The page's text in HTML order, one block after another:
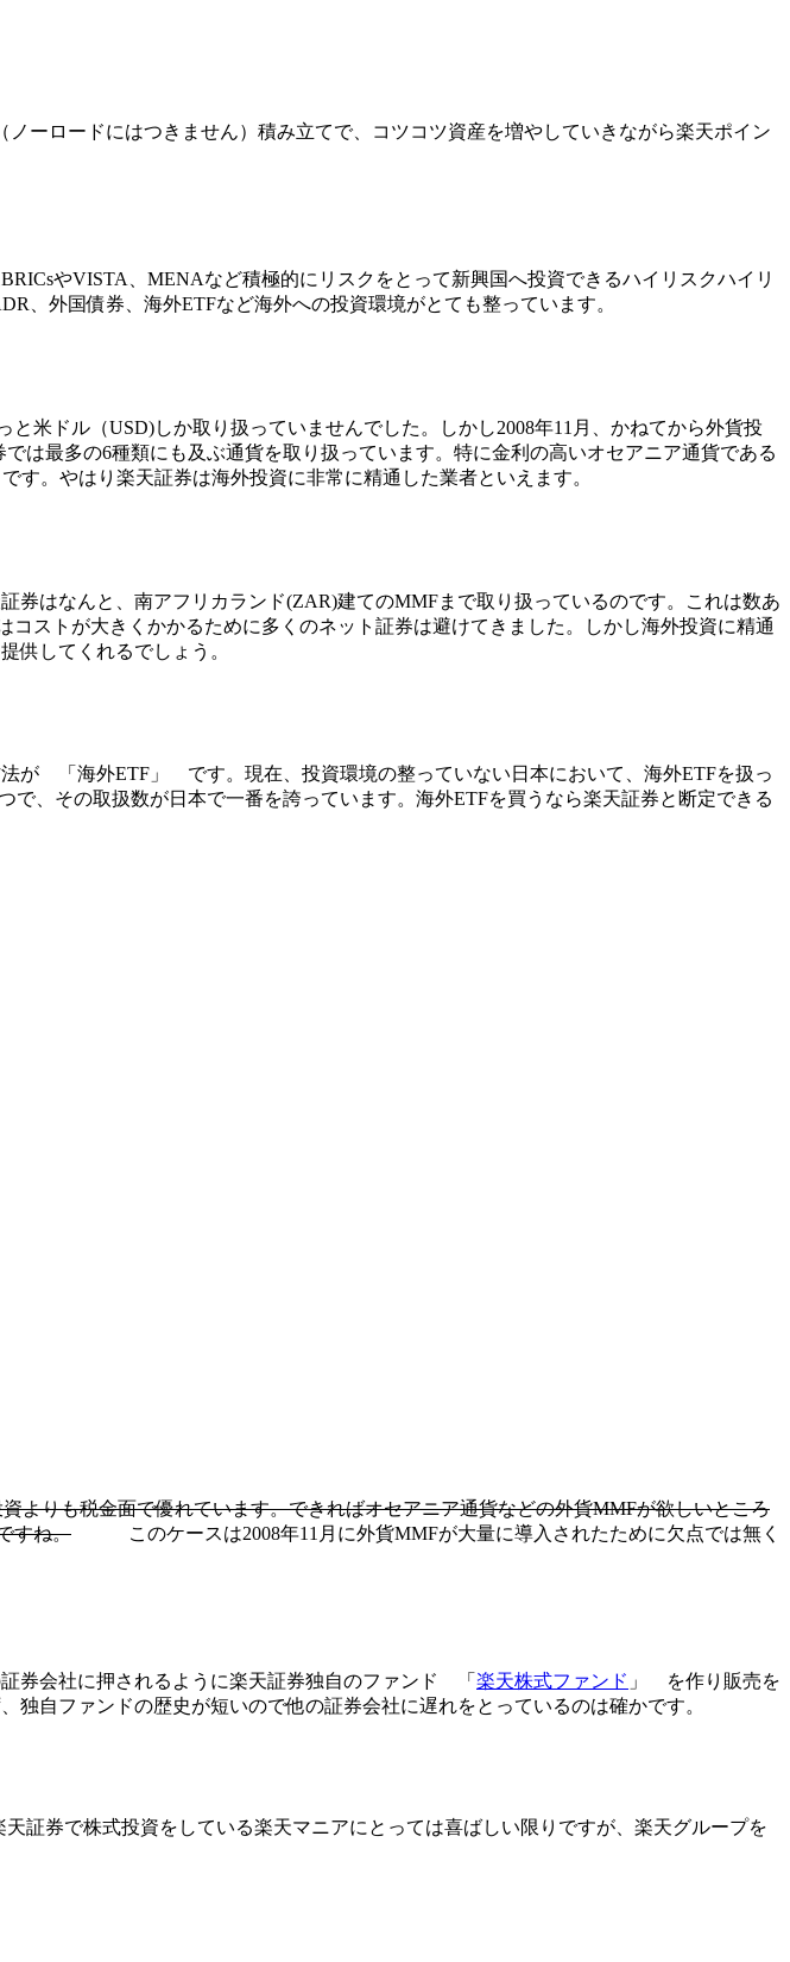
ノーロードにはつきません）積み立てで、コツコツ資産を増やしていきながら楽天ポイン
やVISTA、MENAなど積極的にリスクをとって新興国へ投資できるハイリスクハイリ
、外国債券、海外ETFなど海外への投資環境がとても整っています。
米ドル（USD)しか取り扱っていませんでした。しかし2008年11月、かねてから外貨投
では最多の6種類にも及ぶ通貨を取り扱っています。特に金利の高いオセアニア通貨である
。やはり楽天証券は海外投資に非常に精通した業者といえます。
はなんと、南アフリカランド(ZAR)建てのMMFまで取り扱っているのです。これは数あ
ストが大きくかかるために多くのネット証券は避けてきました。しかし海外投資に精通
供してくれるでしょう。
法が 「 海外ETF 」 です。現在、投資環境の整っていない日本において、海外ETFを扱っ
、その取扱数が日本で一番を誇っています。海外ETFを買うなら楽天証券と断定できる
よりも税金面で優れています。できればオセアニア通貨などの外貨MMFが欲しいところ
すね。 このケースは2008年11月に外貨MMFが大量に導入されたために欠点では無く
券会社に押されるように楽天証券独自のファンド 「 楽天株式ファンド 」 を作り販売を
独自ファンドの歴史が短いので他の証券会社に遅れをとっているのは確かです。
証券で株式投資をしている楽天マニアにとっては喜ばしい限りですが、 楽天グループを